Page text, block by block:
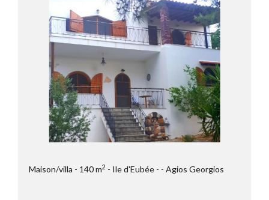
Maison/villa 140 m2 Ile d'Eubée - Agios Georgios